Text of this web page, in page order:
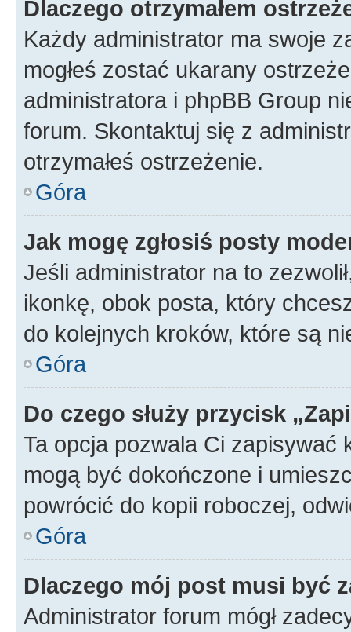
Dlaczego otrzymałem
Każdy administrator ma swoje
mogłeś zostać ukarany
administratora i phpBB Group
forum. Skontaktuj się z
otrzymałeś ostrzeżenie.
Góra
Jak mogę zgłosiś posty
Jeśli administrator na to
ikonkę, obok posta, który
do kolejnych kroków, które są
Góra
Do czego służy przycisk
Ta opcja pozwala Ci zapisywać
mogą być dokończone i
powrócić do kopii roboczej,
Góra
Dlaczego mój post musi być
Administrator forum mógł